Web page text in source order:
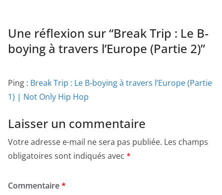
Une réflexion sur “Break Trip : Le B-
boying à travers l’Europe (Partie 2)”
Ping : Break Trip : Le B-boying à travers l’Europe (Partie
1) | Not Only Hip Hop
Laisser un commentaire
Votre adresse e-mail ne sera pas publiée. Les champs
obligatoires sont indiqués avec *
Commentaire*